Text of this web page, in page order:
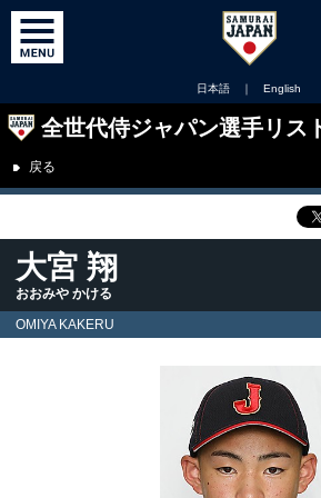
日本語 ｜ English
全世代侍ジャパン選手リス
戻る
大宮 翔
おおみや かける
OMIYA KAKERU